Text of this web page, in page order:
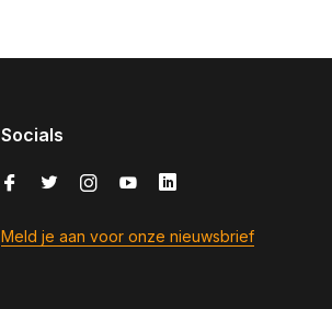
Socials
Meld je aan voor onze nieuwsbrief